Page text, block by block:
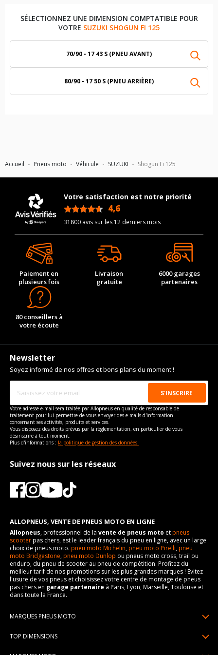
Accueil Pneus moto Véhicule SUZUKI Shogun Fi 125
SÉLECTIONNEZ UNE DIMENSION COMPTATIBLE POUR
VOTRE SUZUKI SHOGUN FI 125
70/90 - 17 43 S (PNEU AVANT)
80/90 - 17 50 S (PNEU ARRIÈRE)
Votre satisfaction est notre priorité
4,6
31800 avis sur les 12 derniers mois
Paiement en
plusieurs fois
Livraison
gratuite
6000 garages
partenaires
80 conseillers à
votre écoute
Newsletter
Soyez informé de nos offres et bons plans du moment !
Votre adresse e-mail sera traitée par Allopneus en qualité de responsable de
traitement pour lui permettre de vous envoyer des e-mails d'information
concernant ses activités, produits et services.
Vous disposez des droits prévus par la règlementation, en particulier de vous
désinscrire à tout moment.
Plus d'informations : la politique de gestion des données.
Suivez nous sur les réseaux
ALLOPNEUS, VENTE DE PNEUS MOTO EN LIGNE
Allopneus, professionnel de la vente de pneus moto etpneus
scooterpas chers, est le leader français du pneu en ligne, avec un large
choix de pneus moto. pneu moto Michelin,pneu moto Pirelli,pneu
moto Bridgestone,pneu moto Dunlop ou pneus moto cross, trail ou
enduro, du pneu de scooter au pneu de compétition. Profitez du
meilleur tarif de nos promotions sur les plus grandes marques ! Evitez
l'usure de vos pneus et choisissez votre centre de montage de pneus
pas chers en garage partenaire à Paris, Lyon, Marseille, Toulouse et
dans toute la France.
MARQUES PNEUS MOTO
TOP DIMENSIONS